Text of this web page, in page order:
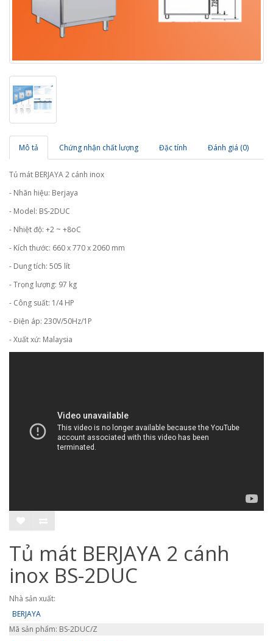
Mô tả Chứng nhận chất lượng Đặc tính Đánh giá (0)
Tủ mát BERJAYA 2 cánh inox
- Nhãn hiệu: Berjaya
- Model: BS-2DUC
- Nhiệt độ: +2 ~ +8oC
- Kích thước: 660 x 770 x 2060 mm
- Dung tích: 505 lít
- Trọng lượng: 97 kg
- Công suất: 1/4 HP
- Điện áp: 230V/50Hz/1P
- Xuất xứ: Malaysia
Tủ mát BERJAYA 2 cánh
inox BS-2DUC
Nhà sản xuất:
BERJAYA
Mã sản phẩm: BS-2DUC/Z